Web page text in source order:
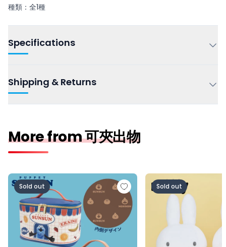
種類：全1種
Specifications
Shipping & Returns
More from 可夾出物
パペットスンスン バニティポーチ vol.2
Sold out
ミッフィー 特大サ
Sold out